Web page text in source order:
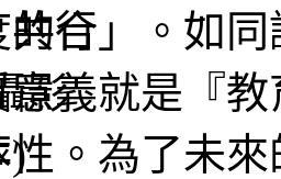
行」。如
義就是『
。為了未